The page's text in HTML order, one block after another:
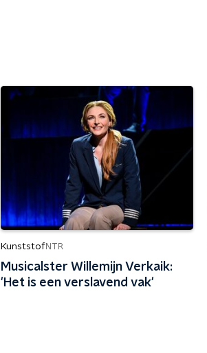
KunststofNTR
Musicalster Willemijn Verkaik:
'Het is een verslavend vak'